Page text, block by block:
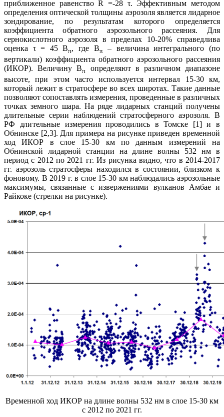
приближенное равенство R =-28 τ. Эффективным методом
определения оптической толщины аэрозоля является лидарное
зондирование, по результатам которого определяется
коэффициента обратного аэрозольного рассеяния. Для
сернокислотного аэрозоля в пределах 10-20% справедлива
оценка τ = 45 Bπ, где Bπ– величина интегрального (по
вертикали) коэффициента обратного аэрозольного рассеяния
(ИКОР). Величину Bπ определяют в различном диапазоне
высоте, при этом часто используется интервал 15-30 км,
который лежит в стратосфере во всех широтах. Такие данные
позволяют сопоставлять измерения, проведенные в различных
точках земного шара. На ряде лидарных станций получены
длительные серии наблюдений стратосферного аэрозоля. В
РФ длительные измерения проводились в Томске [1] и в
Обнинске [2,3]. Для примера на рисунке приведен временной
ход ИКОР в слое 15-30 км по данным измерений на
Обнинской лидарной станции на длине волны 532 нм в
период с 2012 по 2021 гг. Из рисунка видно, что в 2014-2017
гг. аэрозоль стратосферы находился в состоянии, близком к
фоновому. В 2019 г. в слое 15-30 км наблюдались аэрозольные
максимумы, связанные с извержениями вулканов Амбае и
Райкоке (стрелки на рисунке).
Временной ход ИКОР на длине волны 532 нм в слое 15-30 км
с 2012 по 2021 гг.